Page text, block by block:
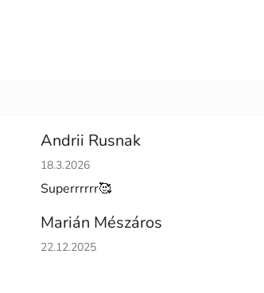
Andrii Rusnak
Hodnotenie obchodu je 5 z 5 hviezdičiek.
18.3.2026
Superrrrrr🥰
Marián Mészáros
Hodnotenie obchodu je 5 z 5 hviezdičiek.
22.12.2025